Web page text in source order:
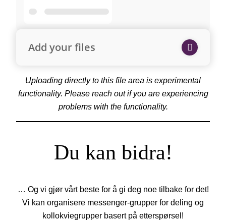
Add your files
Uploading directly to this file area is experimental
functionality. Please reach out if you are experiencing
problems with the functionality.
Du kan bidra!
… Og vi gjør vårt beste for å gi deg noe tilbake for det!
Vi kan organisere messenger-grupper for deling og
kollokviegrupper basert på etterspørsel!